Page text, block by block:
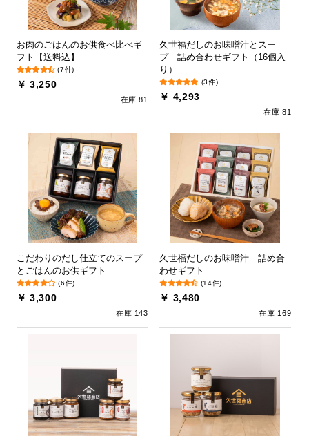
お肉のごはんのお供食べ比べギ
フト【送料込】
(7件)
￥ 3,250
在庫 81
久世福だしのお味噌汁とスー
プ 詰め合わせギフト（16個入
り）
(3件)
￥ 4,293
在庫 81
こだわりのだし仕立てのスープ
とごはんのお供ギフト
(6件)
￥ 3,300
在庫 143
久世福だしのお味噌汁 詰め合
わせギフト
(14件)
￥ 3,480
在庫 169